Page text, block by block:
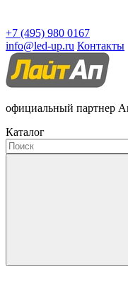
+7 (495) 980 0167
info@led-up.ru Контакты
официальный партнер
Каталог